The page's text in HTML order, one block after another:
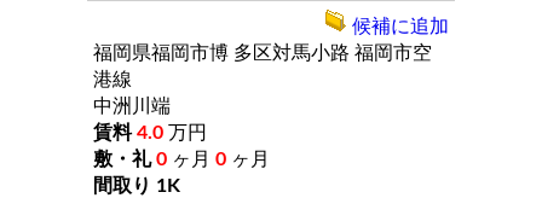
福岡県福岡市博 多区対馬小路 福岡市空
港線
中洲川端
4.0 万円
0 ヶ月 0 ヶ月
1K
候補に追加